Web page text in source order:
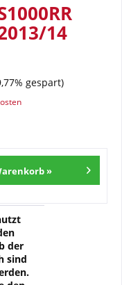
14
gespart)
»
01
der
sind